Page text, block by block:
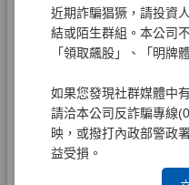
近期詐騙猖獗，請投資
結或陌生群組。本公司
「領取飆股」、「明牌
如果您發現社群媒體中
請洽本公司反詐騙專線
映，或撥打內政部警政
益受損。